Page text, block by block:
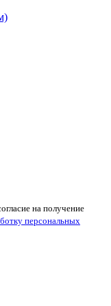
на получение
персональных